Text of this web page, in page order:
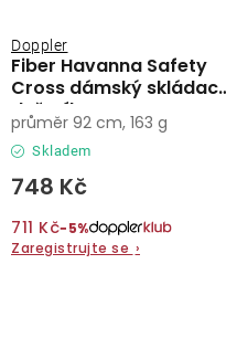
Fiber Havanna Safety
Cross dámský skládací
deštník
Doppler
Skladem
748 Kč
711 Kč−5%
Zaregistrujte se ›
průměr 92 cm, 163 g